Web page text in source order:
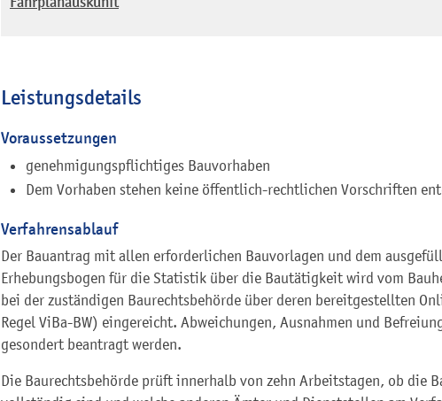
Leistungsdetails
Voraussetzungen
genehmigungspflichtiges Bauvorhaben
Dem Vorhaben stehen keine öffentlich-rechtlichen Vorschriften
Verfahrensablauf
Der Bauantrag mit allen erforderlichen Bauvorlagen und dem
Erhebungsbogen für die Statistik über die Bautätigkeit wird vom
bei der zuständigen Baurechtsbehörde über deren bereitgestellten
Regel ViBa-BW) eingereicht. Abweichungen, Ausnahmen und
gesondert beantragt werden.
Die Baurechtsbehörde prüft innerhalb von zehn Arbeitstagen, ob die